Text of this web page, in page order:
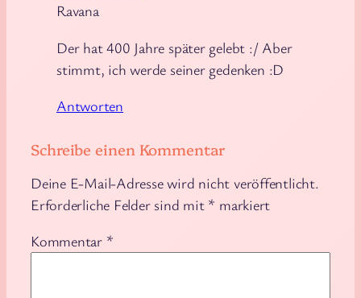
Ravana
Der hat 400 Jahre später gelebt :/ Aber
stimmt, ich werde seiner gedenken :D
Antworten
Schreibe einen Kommentar
Deine E-Mail-Adresse wird nicht veröffentlicht.
Erforderliche Felder sind mit * markiert
Kommentar *